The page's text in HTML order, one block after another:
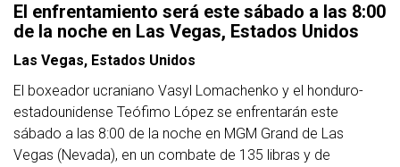
El enfrentamiento será este sábado a las 8:00
de la noche en Las Vegas, Estados Unidos
Las Vegas, Estados Unidos
El boxeador ucraniano Vasyl Lomachenko y el honduro-
estadounidense Teófimo López se enfrentarán este
sábado a las 8:00 de la noche en MGM Grand de Las
Vegas (Nevada), en un combate de 135 libras y de